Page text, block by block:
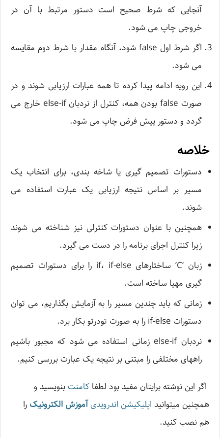
آنجایی که شرط صحیح است دستور مرتبط با آن در
خروجی چاپ می شود.
اگر شرط اول false شود، آنگاه مقدار با شرط دوم مقایسه
می شود.
این رویه ادامه پیدا کرده تا همه عبارات ارزیابی شوند و در
صورت false بودن همه، کنترل از نردبان else-if خارج می
گردد و دستور پیش فرض چاپ می شود.
خلاصه
دستورات تصمیم گیری یا شاخه بندی، برای انتخاب یک
مسیر بر اساس نتیجه ارزیابی یک عبارت استفاده می
شوند.
همچنین با عنوان دستورات کنترلی نیز شناخته می شوند
زیرا کنترل اجرای برنامه را در دست می گیرد.
زبان ‘C’ ساختارهای if، if-else را برای دستورات تصمیم
گیری مهیا ساخته است.
زمانی که باید چندین مسیر را به آزمایش بگذاریم، می توان
دستورات if-else را به صورت تودرتو بکار برد.
نردبان else-if زمانی استفاده می شود که مجبور باشیم
راههای مختلفی را مبتنی بر نتیجه یک عبارت بررسی کنیم.
اگر این نوشته‌ برایتان مفید بود لطفاکامنت بنویسید و
همچنین میتوانید اپلیکیشن اندرویدیآموزش الکترونیک را
هم نصب کنید.